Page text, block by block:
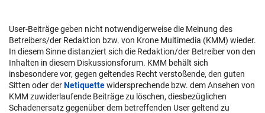
User-Beiträge geben nicht notwendigerweise die Meinung des
Betreibers/der Redaktion bzw. von Krone Multimedia (KMM) wieder.
In diesem Sinne distanziert sich die Redaktion/der Betreiber von den
Inhalten in diesem Diskussionsforum. KMM behält sich
insbesondere vor, gegen geltendes Recht verstoßende, den guten
Sitten oder derNetiquettewidersprechende bzw. dem Ansehen von
KMM zuwiderlaufende Beiträge zu löschen, diesbezüglichen
Schadenersatz gegenüber dem betreffenden User geltend zu